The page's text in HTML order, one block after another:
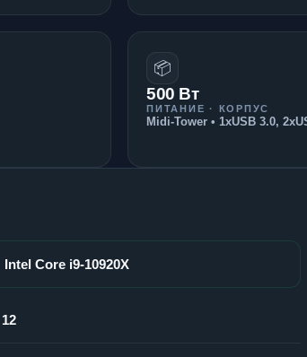
📦
500 Вт
ПИТАНИЕ · КОРПУС
Midi-Tower • 1xUSB 3.0,
Intel Core i9-10920X
12